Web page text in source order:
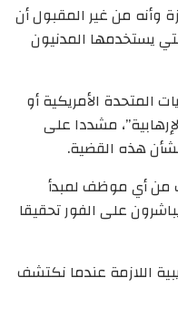
وأنه من غير المقبول أن
يستخدمها المدنيون
المتحدة الأمريكية أو
مشددا على
هذه القضية.
من أي موظف لمبدأ
على الفور تحقيقا
اللازمة عندما نكتشف